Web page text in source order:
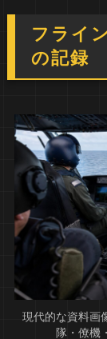
フライ
の記録
現代的な資料画
隊・僚機